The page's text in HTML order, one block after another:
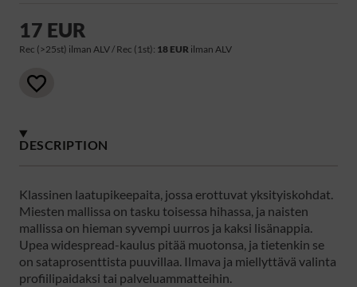
17 EUR
Rec (>25st) ilman ALV / Rec (1st): 18 EUR ilman ALV
DESCRIPTION
Klassinen laatupikeepaita, jossa erottuvat yksityiskohdat.
Miesten mallissa on tasku toisessa hihassa, ja naisten
mallissa on hieman syvempi uurros ja kaksi lisänappia.
Upea widespread-kaulus pitää muotonsa, ja tietenkin se
on sataprosenttista puuvillaa. Ilmava ja miellyttävä valinta
profiilipaidaksi tai palveluammatteihin.